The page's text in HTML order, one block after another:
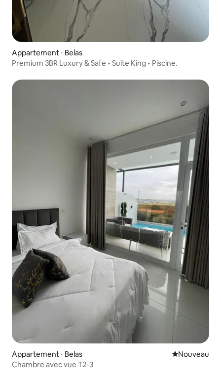
Appartement ⋅ Belas
Premium 3BR Luxury & Safe • Suite King • Piscine.
Appartement ⋅ Belas Nouvel
Nouveau
Chambre avec vue T2-3